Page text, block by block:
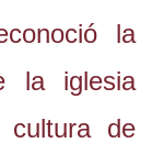
la
la iglesia
cultura de